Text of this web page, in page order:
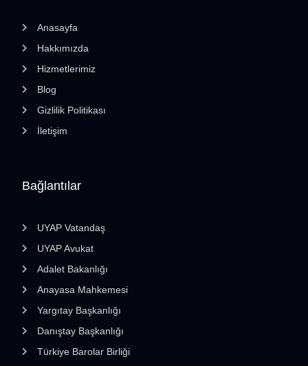
Bağlantılar
UYAP Vatandaş
UYAP Avukat
Adalet Bakanlığı
Anayasa Mahkemesi
Yargıtay Başkanlığı
Danıştay Başkanlığı
Türkiye Barolar Birliği
Anasayfa
Hakkımızda
Hizmetlerimiz
Blog
Gizlilik Politikası
İletişim